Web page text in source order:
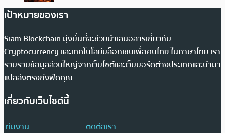
เป้าหมายของเรา
Siam Blockchain มุ่งมั่นที่จะช่วยนำเสนอสารเกี่ยวกับ
Cryptocurrency และเทคโนโลยีบล็อกเชนเพื่อคนไทย ในภาษาไทย เรา
รวบรวมข้อมูลส่วนใหญ่จากเว็บไซต์และเว็บบอร์ดต่างประเทศและนำมา
แปลส่งตรงถึงฟีดคุณ
เกี่ยวกับเว็บไซต์นี้
ทีมงาน
ติดต่อเรา